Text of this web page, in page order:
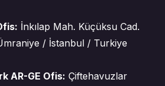
İnkılap Mah. Küçüksu Cad.
/ İstanbul / Turkiye
AR-GE Ofis: Çiftehavuzlar